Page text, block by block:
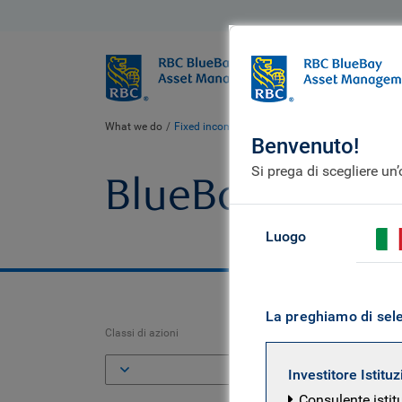
BlueBay
Chi siamo
What we do Fixed income fund centre
BlueBay High
Classi di azioni
ISIN
Benvenuto!
Si prega di scegliere
Luogo
La preghiamo di
Investitore